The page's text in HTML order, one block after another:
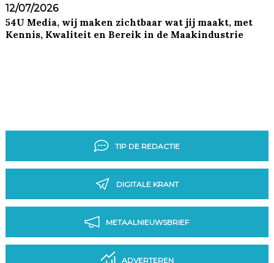
12/07/2026
54U Media, wij maken zichtbaar wat jij maakt, met
Kennis, Kwaliteit en Bereik in de Maakindustrie
TIP DE REDACTIE
DIGITALE KRANT
METAALNIEUWSBRIEF
ADVERTEREN